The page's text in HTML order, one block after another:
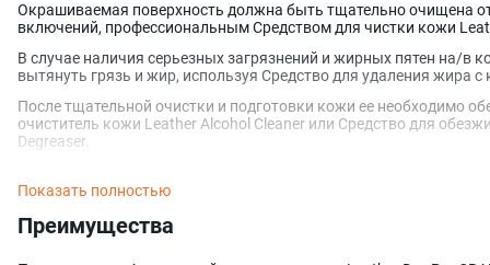
Окрашиваемая поверхность должна быть тщательно очищена
включений, профессиональным Средством для чистки кожи
В случае наличия серьезных загрязнений и жирных пятен на/в
вытянуть грязь и жир, используя Средство для удаления жира с
После тщательной очистки и подготовки кожи ее необходимо
очиститель кожи Leather Alcohol Cleaner или Средство для
Degreaser.
Нанесение губкой, кистью или валиком: оптимальная вязкость
Показать полностью
Преимущества